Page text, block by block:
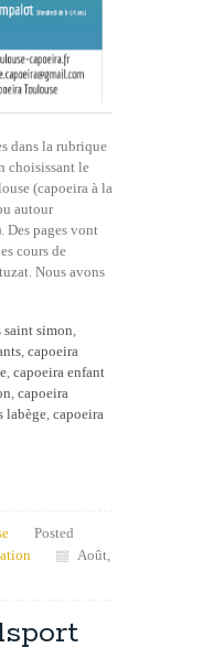
dans la rubrique
choisissant le
(capoeira à la
autour
Des pages vont
cours de
Nous avons
saint simon,
, capoeira
, capoeira enfant
, capoeira
labège, capoeira
Posted
Août,